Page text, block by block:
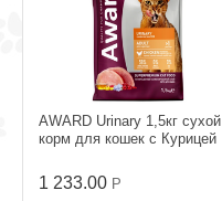
AWARD Urinary 1,5кг сухой
корм для кошек с Курицей
1 233.00 Р